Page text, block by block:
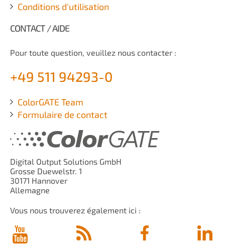
Conditions d'utilisation
CONTACT / AIDE
Pour toute question, veuillez nous contacter :
+49 511 94293-0
ColorGATE Team
Formulaire de contact
Digital Output Solutions GmbH
Grosse Duewelstr. 1
30171 Hannover
Allemagne
Vous nous trouverez également ici :